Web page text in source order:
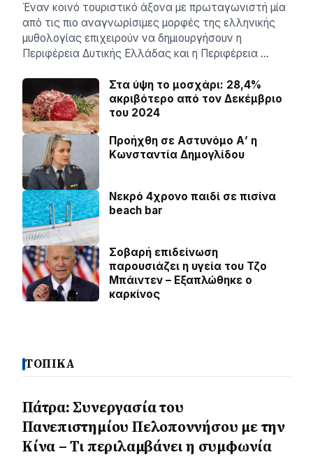
Έναν κοινό τουριστικό άξονα με πρωταγωνιστή μία
από τις πιο αναγνωρίσιμες μορφές της ελληνικής
μυθολογίας επιχειρούν να δημιουργήσουν η
Περιφέρεια Δυτικής Ελλάδας και η Περιφέρεια …
Στα ύψη το μοσχάρι: 28,4%
ακριβότερο από τον Δεκέμβριο
του 2024
Προήχθη σε Αστυνόμο Α’ η
Κωνσταντία Δημογλίδου
Νεκρό 4χρονο παιδί σε πισίνα
beach bar
Σοβαρή επιδείνωση
παρουσιάζει η υγεία του Τζο
Μπάιντεν – Εξαπλώθηκε ο
καρκίνος
ΤΟΠΙΚΑ
Πάτρα: Συνεργασία του
Πανεπιστημίου Πελοποννήσου με την
Κίνα – Τι περιλαμβάνει η συμφωνία